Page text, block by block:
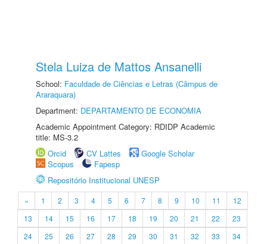
Stela Luiza de Mattos Ansanelli
School: Faculdade de Ciências e Letras (Câmpus de
Araraquara)
Department: DEPARTAMENTO DE ECONOMIA
Academic Appointment Category: RDIDP Academic
title: MS-3.2
Orcid
CV Lattes
Google Scholar
Scopus
Fapesp
Repositório Institucional UNESP
« 1 2 3 4 5 6 7 8 9 10 11
12
13
14 15 16 17 18 19 20 21 22
23
24
25 26 27 28 29 30 31 32 33
34